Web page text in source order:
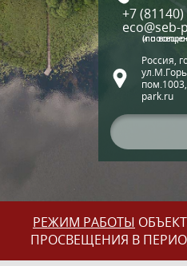
+7
eco@seb-
(по вопросам экскурсий и
Россия,
park.ru
РЕЖИМ РАБОТЫ
ПРОСВЕЩЕНИЯ В